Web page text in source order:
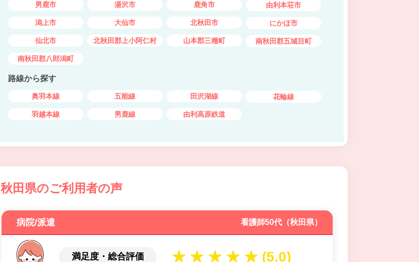
男鹿市 湯沢市 鹿角市 由利本荘市
潟上市 大仙市 北秋田市 にかほ市
仙北市 北秋田郡上小阿仁村 山本郡三種町 南秋田郡五城目町
南秋田郡八郎潟町
路線から探す
奥羽本線 五能線 田沢湖線 花輪線
羽越本線 男鹿線 由利高原鉄道
秋田県のご利用者の声
病院/派遣 看護師50代（秋田県）
満足度・総合評価